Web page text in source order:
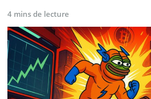
4 mins de lecture